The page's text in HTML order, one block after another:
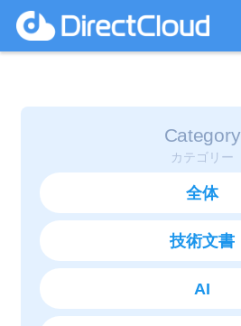
Category
カテゴリー
全体
技術文書
AI